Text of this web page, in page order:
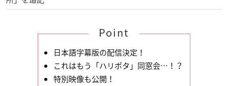
Point
日本語字幕版の配信決定！
これはもう「ハリポタ」同窓会…！？
特別映像も公開！